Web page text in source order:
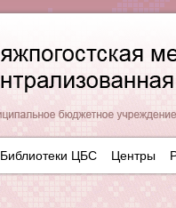
Библиотеки ЦБС Центры